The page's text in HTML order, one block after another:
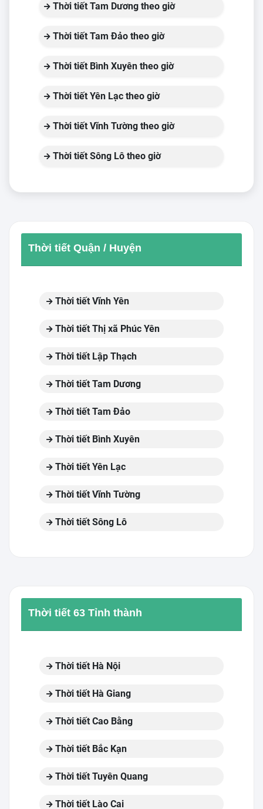
Thời tiết Tam Dương theo giờ
Thời tiết Tam Đảo theo giờ
Thời tiết Bình Xuyên theo giờ
Thời tiết Yên Lạc theo giờ
Thời tiết Vĩnh Tường theo giờ
Thời tiết Sông Lô theo giờ
Thời tiết Quận / Huyện
Thời tiết Vĩnh Yên
Thời tiết Thị xã Phúc Yên
Thời tiết Lập Thạch
Thời tiết Tam Dương
Thời tiết Tam Đảo
Thời tiết Bình Xuyên
Thời tiết Yên Lạc
Thời tiết Vĩnh Tường
Thời tiết Sông Lô
Thời tiết 63 Tỉnh thành
Thời tiết Hà Nội
Thời tiết Hà Giang
Thời tiết Cao Bằng
Thời tiết Bắc Kạn
Thời tiết Tuyên Quang
Thời tiết Lào Cai